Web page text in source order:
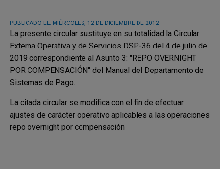
PUBLICADO EL: MIÉRCOLES, 12 DE DICIEMBRE DE 2012
La presente circular sustituye en su totalidad la Circular
Externa Operativa y de Servicios DSP-36 del 4 de julio de
2019 correspondiente al Asunto 3: "REPO OVERNIGHT
POR COMPENSACIÓN" del Manual del Departamento de
Sistemas de Pago.
La citada circular se modifica con el fin de efectuar
ajustes de carácter operativo aplicables a las operaciones
repo overnight por compensación